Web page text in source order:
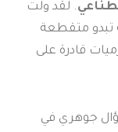
. لقد ولت
متقطعة
قادرة على
جوهري في